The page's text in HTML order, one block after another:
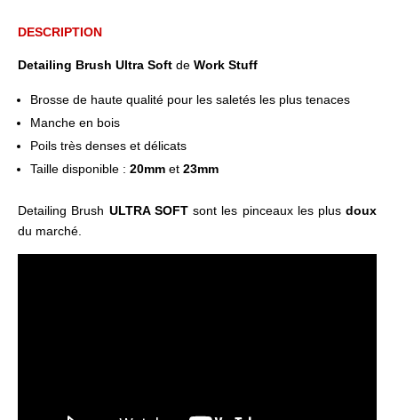
basé sur
DESCRIPTION
Detailing Brush Ultra Soft de Work Stuff
Brosse de haute qualité pour les saletés les plus tenaces
Manche en bois
Poils très denses et délicats
Taille disponible : 20mm et 23mm
Detailing Brush ULTRA SOFTsont les pinceaux les plusdoux
du marché.